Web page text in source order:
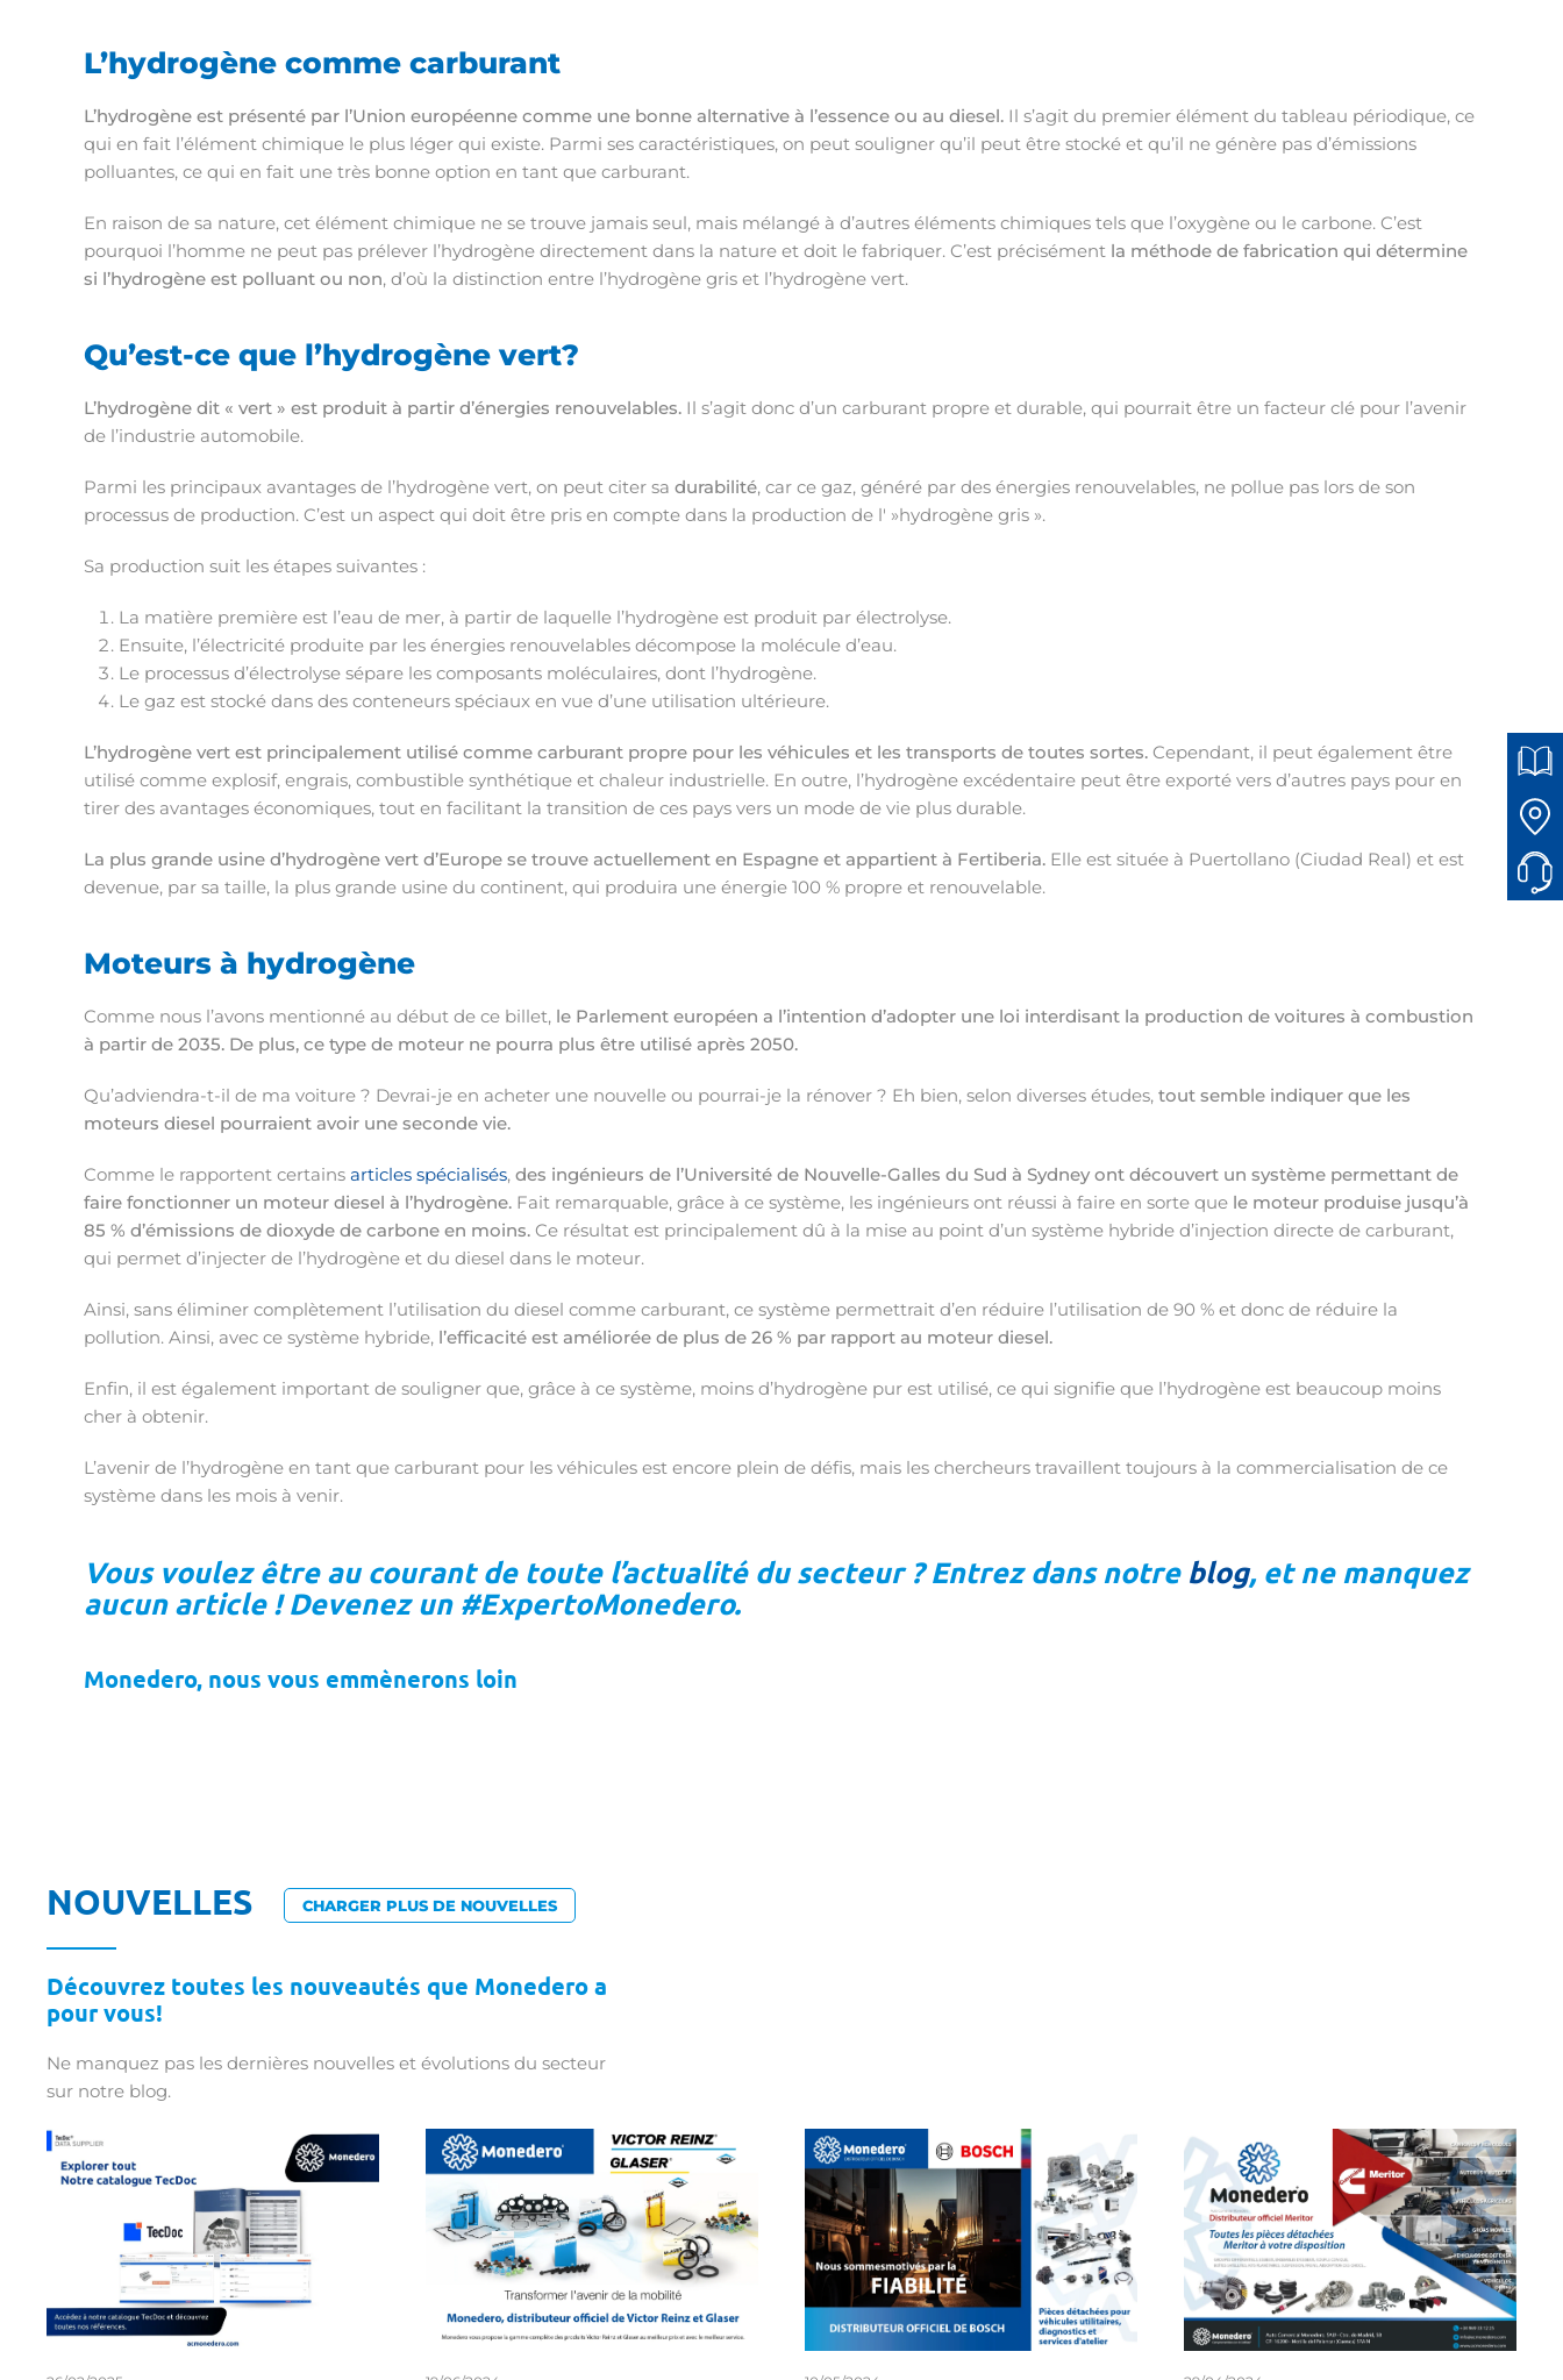
L’hydrogène comme carburant
L’hydrogène est présenté par l’Union européenne comme une bonne alternative à l’essence ou au diesel. Il s’agit du premier élément du tableau périodique, ce
qui en fait l’élément chimique le plus léger qui existe. Parmi ses caractéristiques, on peut souligner qu’il peut être stocké et qu’il ne génère pas d’émissions
polluantes, ce qui en fait une très bonne option en tant que carburant.
En raison de sa nature, cet élément chimique ne se trouve jamais seul, mais mélangé à d’autres éléments chimiques tels que l’oxygène ou le carbone. C’est
pourquoi l’homme ne peut pas prélever l’hydrogène directement dans la nature et doit le fabriquer. C’est précisément la méthode de fabrication qui détermine
si l’hydrogène est polluant ou non, d’où la distinction entre l’hydrogène gris et l’hydrogène vert.
Qu’est-ce que l’hydrogène vert?
L’hydrogène dit « vert » est produit à partir d’énergies renouvelables. Il s’agit donc d’un carburant propre et durable, qui pourrait être un facteur clé pour l’avenir
de l’industrie automobile.
Parmi les principaux avantages de l’hydrogène vert, on peut citer sa durabilité, car ce gaz, généré par des énergies renouvelables, ne pollue pas lors de son
processus de production. C’est un aspect qui doit être pris en compte dans la production de l' »hydrogène gris ».
Sa production suit les étapes suivantes :
La matière première est l’eau de mer, à partir de laquelle l’hydrogène est produit par électrolyse.
Ensuite, l’électricité produite par les énergies renouvelables décompose la molécule d’eau.
Le processus d’électrolyse sépare les composants moléculaires, dont l’hydrogène.
Le gaz est stocké dans des conteneurs spéciaux en vue d’une utilisation ultérieure.
L’hydrogène vert est principalement utilisé comme carburant propre pour les véhicules et les transports de toutes sortes. Cependant, il peut également être
utilisé comme explosif, engrais, combustible synthétique et chaleur industrielle. En outre, l’hydrogène excédentaire peut être exporté vers d’autres pays pour en
tirer des avantages économiques, tout en facilitant la transition de ces pays vers un mode de vie plus durable.
La plus grande usine d’hydrogène vert d’Europe se trouve actuellement en Espagne et appartient à Fertiberia. Elle est située à Puertollano (Ciudad Real) et est
devenue, par sa taille, la plus grande usine du continent, qui produira une énergie 100 % propre et renouvelable.
Moteurs à hydrogène
Comme nous l’avons mentionné au début de ce billet, le Parlement européen a l’intention d’adopter une loi interdisant la production de voitures à combustion
à partir de 2035. De plus, ce type de moteur ne pourra plus être utilisé après 2050.
Qu’adviendra-t-il de ma voiture ? Devrai-je en acheter une nouvelle ou pourrai-je la rénover ? Eh bien, selon diverses études, tout semble indiquer que les
moteurs diesel pourraient avoir une seconde vie.
Comme le rapportent certains articles spécialisés, des ingénieurs de l’Université de Nouvelle-Galles du Sud à Sydney ont découvert un système permettant de
faire fonctionner un moteur diesel à l’hydrogène. Fait remarquable, grâce à ce système, les ingénieurs ont réussi à faire en sorte que le moteur produise jusqu’à
85 % d’émissions de dioxyde de carbone en moins. Ce résultat est principalement dû à la mise au point d’un système hybride d’injection directe de carburant,
qui permet d’injecter de l’hydrogène et du diesel dans le moteur.
Ainsi, sans éliminer complètement l’utilisation du diesel comme carburant, ce système permettrait d’en réduire l’utilisation de 90 % et donc de réduire la
pollution. Ainsi, avec ce système hybride, l’efficacité est améliorée de plus de 26 % par rapport au moteur diesel.
Enfin, il est également important de souligner que, grâce à ce système, moins d’hydrogène pur est utilisé, ce qui signifie que l’hydrogène est beaucoup moins
cher à obtenir.
L’avenir de l’hydrogène en tant que carburant pour les véhicules est encore plein de défis, mais les chercheurs travaillent toujours à la commercialisation de ce
système dans les mois à venir.
Vous voulez être au courant de toute l’actualité du secteur ? Entrez dans notre blog, et ne manquez
aucun article ! Devenez un #ExpertoMonedero.
Monedero, nous vous emmènerons loin
NOUVELLES CHARGER PLUS DE NOUVELLES
Découvrez toutes les nouveautés que Monedero a
pour vous!
Ne manquez pas les dernières nouvelles et évolutions du secteur
sur notre blog.